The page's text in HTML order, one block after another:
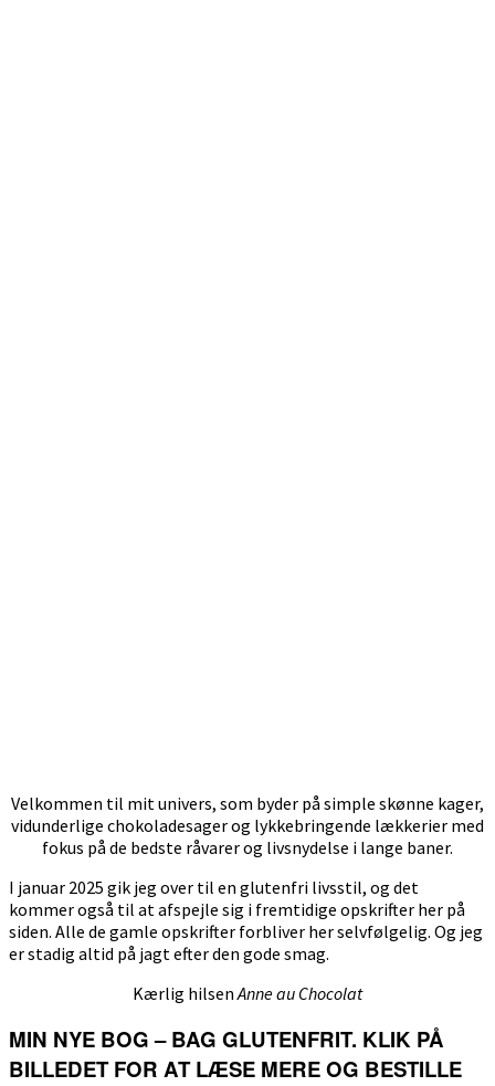
Velkommen til mit univers, som byder på simple skønne kager,
vidunderlige chokoladesager og lykkebringende lækkerier med
fokus på de bedste råvarer og livsnydelse i lange baner.
I januar 2025 gik jeg over til en glutenfri livsstil, og det
kommer også til at afspejle sig i fremtidige opskrifter her på
siden. Alle de gamle opskrifter forbliver her selvfølgelig. Og jeg
er stadig altid på jagt efter den gode smag.
Kærlig hilsenAnne au Chocolat
MIN NYE BOG – BAG GLUTENFRIT. KLIK PÅ
BILLEDET FOR AT LÆSE MERE OG BESTILLE